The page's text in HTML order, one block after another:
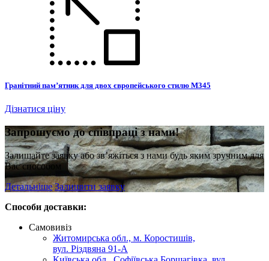
Гранітний пам’ятник для двох європейського стилю М345
Дізнатися ціну
Запрошуємо до співпраці з нами!
Залишайте заявку або зв’яжіться з нами будь яким зручним для
Вас способом
Детальніше Залишити заявку
Способи доставки:
Самовивіз
Житомирська обл., м. Коростишів,
вул. Різдвяна 91-А